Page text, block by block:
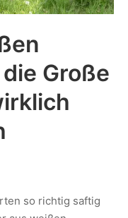
Große
so richtig saftig